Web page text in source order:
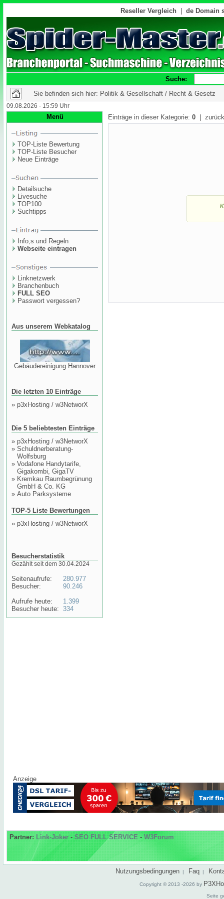
Reseller Vergleich de Domain
Suche:
Sie befinden sich hier: Politik & Gesellschaft / Recht & Gesetz
09.08.2026 - 15:59 Uhr
Menü
TOP-Liste Bewertung
TOP-Liste Besucher
Neue Einträge
Detailsuche
Livesuche
TOP100
Suchtipps
Info,s und Regeln
Webseite eintragen
Linknetzwerk
Branchenbuch
FULL SEO
Passwort vergessen?
Aus unserem Webkatalog
Gebäudereinigung Hannover
Die letzten 10 Einträge
» p3xHosting / w3NetworX
Die 5 beliebtesten Einträge
» p3xHosting / w3NetworX
» Schuldnerberatung-
Wolfsburg
» Vodafone Handytarife,
Gigakombi, GigaTV
» Kremkau Raumbegrünung
GmbH & Co. KG
» Auto Parksysteme
TOP-5 Liste Bewertungen
» p3xHosting / w3NetworX
Besucherstatistik
Gezählt seit dem 30.04.2024
Seitenaufrufe:
Besucher:
Aufrufe heute:
Besucher heute:
280.977
90.246
1.399
334
Einträge in dieser Kategorie: 0 |
Anzeige
Partner: Link-Joker - SEO FULL SERVICE - W3Forum
Nutzungsbedingungen | Faq |
Copyright © 2013 -2026 by
Seite